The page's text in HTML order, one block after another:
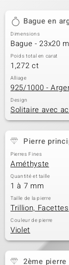
Bague en
Dimensions
Bague - 23x20
Poids total en carat
1,272 ct
Alliage
925/1000 -
Design
Solitaire avec
Pierre
Pierres Fines
Améthyste
Quantité et taille
1 à 7 mm
Taille de la pierre
Trillion, Facettes
Couleur de pierre
Violet
2ème pierre